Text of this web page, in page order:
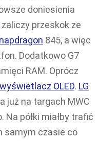
doniesienia
zaliczy przeskok ze
845, a więc
Dodatkowo G7
RAM. Oprócz
wyświetlacz OLED. LG
już na targach MWC
półki miałby trafić
samym czasie co